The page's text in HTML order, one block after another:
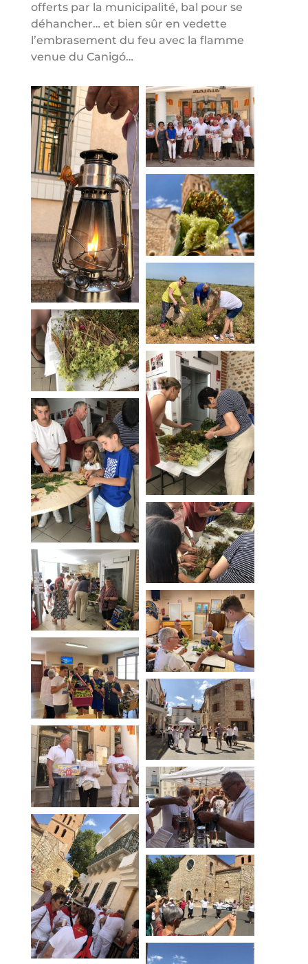
offerts par la municipalité, bal pour se
déhancher… et bien sûr en vedette
l’embrasement du feu avec la flamme
venue du Canigó…